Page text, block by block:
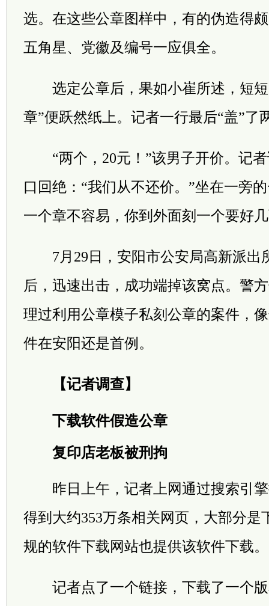
选。在这些公章图样中，有的伪造得
五角星、党徽及编号一应俱全。
选定公章后，果如小崔所述，短短
章”便跃然纸上。记者一行最后“盖”了
“两个，20元！”该男子开价。记者
口回绝：“我们从不还价。”坐在一旁
一个章不容易，你到外面刻一个要好
7月29日，安阳市公安局高新派出
后，迅速出击，成功端掉该窝点。警
理过利用公章模子私刻公章的案件，
件在安阳还是首例。
【记者调查】
下载软件假造公章
复印店老板被刑拘
昨日上午，记者上网通过搜索引擎
得到大约353万条相关网页，大部分是
规的软件下载网站也提供该软件下载。
记者点了一个链接，下载了一个版